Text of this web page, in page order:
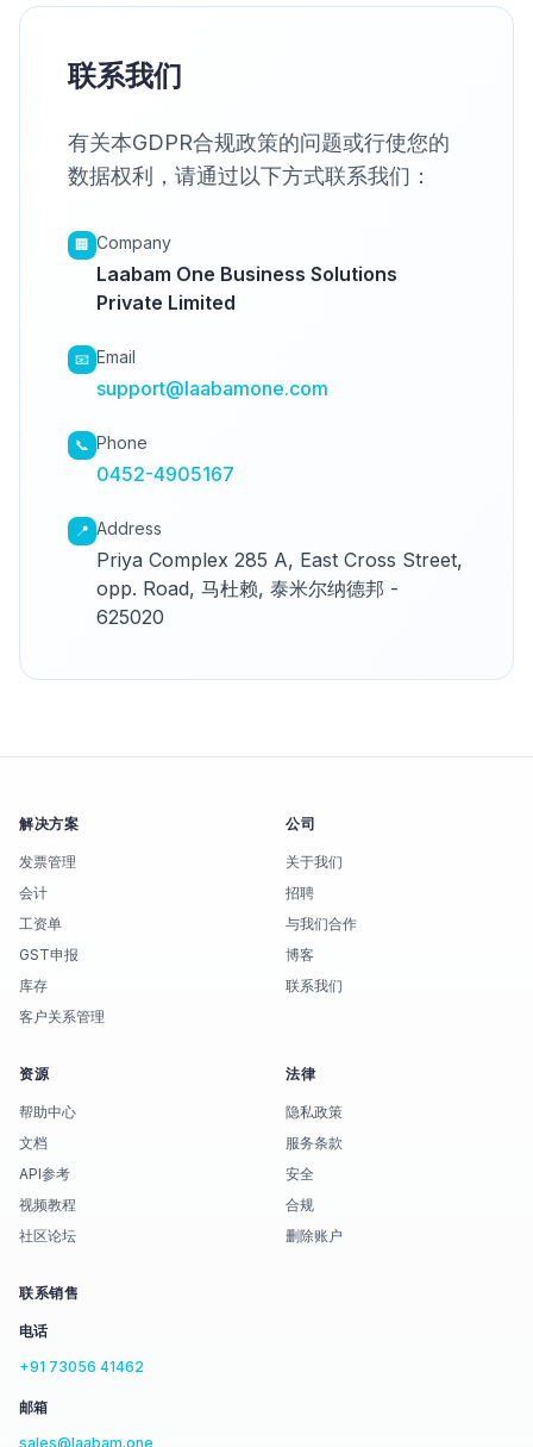
联系我们
有关本GDPR合规政策的问题或行使您的
数据权利，请通过以下方式联系我们：
🏢 Company
Laabam One Business Solutions
Private Limited
📧 Email
support@laabamone.com
📞 Phone
0452-4905167
📍 Address
Priya Complex 285 A, East Cross Street,
opp. Road, 马杜赖, 泰米尔纳德邦 -
625020
解决方案
发票管理
会计
工资单
GST申报
库存
客户关系管理
公司
关于我们
招聘
与我们合作
博客
联系我们
资源
帮助中心
文档
API参考
视频教程
社区论坛
法律
隐私政策
服务条款
安全
合规
删除账户
联系销售
电话
+91 73056 41462
邮箱
sales@laabam.one